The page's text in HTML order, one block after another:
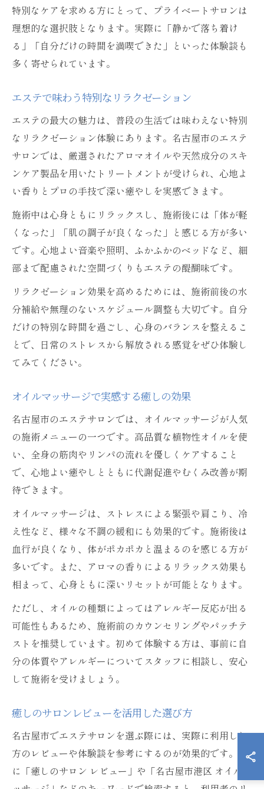
特別なケアを求める方にとって、プライベートサロンは
理想的な選択肢となります。実際に「静かで落ち着け
る」「自分だけの時間を満喫できた」といった体験談も
多く寄せられています。
エステで味わう特別なリラクゼーション
エステの最大の魅力は、普段の生活では味わえない特別
なリラクゼーション体験にあります。名古屋市のエステ
サロンでは、厳選されたアロマオイルや天然成分のスキ
ンケア製品を用いたトリートメントが受けられ、心地よ
い香りとプロの手技で深い癒やしを実感できます。
施術中は心身ともにリラックスし、施術後には「体が軽
くなった」「肌の調子が良くなった」と感じる方が多い
です。心地よい音楽や照明、ふかふかのベッドなど、細
部まで配慮された空間づくりもエステの醍醐味です。
リラクゼーション効果を高めるためには、施術前後の水
分補給や無理のないスケジュール調整も大切です。自分
だけの特別な時間を過ごし、心身のバランスを整えるこ
とで、日常のストレスから解放される感覚をぜひ体験し
てみてください。
オイルマッサージで実感する癒しの効果
名古屋市のエステサロンでは、オイルマッサージが人気
の施術メニューの一つです。高品質な植物性オイルを使
い、全身の筋肉やリンパの流れを優しくケアすること
で、心地よい癒やしとともに代謝促進やむくみ改善が期
待できます。
オイルマッサージは、ストレスによる緊張や肩こり、冷
え性など、様々な不調の緩和にも効果的です。施術後は
血行が良くなり、体がポカポカと温まるのを感じる方が
多いです。また、アロマの香りによるリラックス効果も
相まって、心身ともに深いリセットが可能となります。
ただし、オイルの種類によってはアレルギー反応が出る
可能性もあるため、施術前のカウンセリングやパッチテ
ストを推奨しています。初めて体験する方は、事前に自
分の体質やアレルギーについてスタッフに相談し、安心
して施術を受けましょう。
癒しのサロンレビューを活用した選び方
名古屋市でエステサロンを選ぶ際には、実際に利用した
方のレビューや体験談を参考にするのが効果的です。特
に「癒しのサロン レビュー」や「名古屋市港区 オイルマ